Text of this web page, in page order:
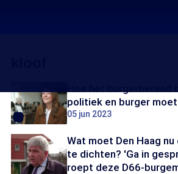
politiek en burger
05 jun 2023
Wat moet Den Haag
te dichten? 'Ga in
roept deze D66-